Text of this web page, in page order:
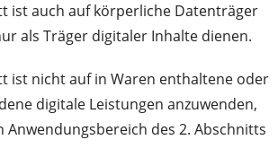
ist auch auf körperliche Datenträger
als Träger digitaler Inhalte dienen.
ist nicht auf in Waren enthaltene oder
digitale Leistungen anzuwenden,
Anwendungsbereich des 2. Abschnitts